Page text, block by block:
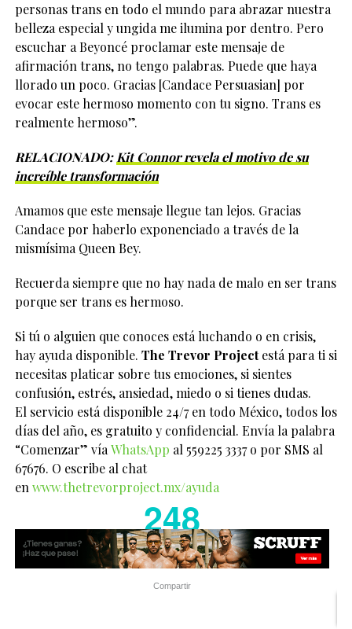
personas trans en todo el mundo para abrazar nuestra
belleza especial y ungida me ilumina por dentro. Pero
escuchar a Beyoncé proclamar este mensaje de
afirmación trans, no tengo palabras. Puede que haya
llorado un poco. Gracias [Candace Persuasian] por
evocar este hermoso momento con tu signo. Trans es
realmente hermoso”.
RELACIONADO:Kit Connor revela el motivo de su
increíble transformación
Amamos que este mensaje llegue tan lejos. Gracias
Candace por haberlo exponenciado a través de la
mismísima Queen Bey.
Recuerda siempre que no hay nada de malo en ser trans
porque ser trans es hermoso.
Si tú o alguien que conoces está luchando o en crisis,
hay ayuda disponible. The Trevor Projectestá para ti si
necesitas platicar sobre tus emociones, si sientes
confusión, estrés, ansiedad, miedo o si tienes dudas.
El servicio está disponible 24/7 en todo México, todos los
días del año, es gratuito y confidencial. Envía la palabra
“Comenzar” víaWhatsApp al 559225 3337 o por SMS al
67676. O escribe al chat
enwww.thetrevorproject.mx/ayuda
248
Compartir